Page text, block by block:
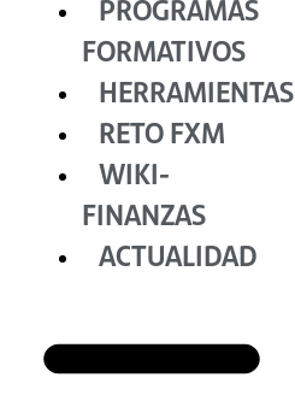
PROGRAMAS
FORMATIVOS
HERRAMIENTAS
RETO FXM
WIKI-
FINANZAS
ACTUALIDAD